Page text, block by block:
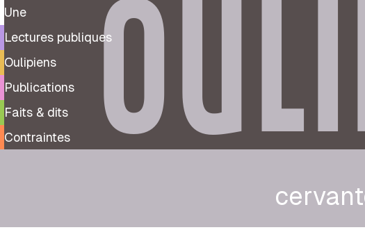
Une
Lectures publiques
Oulipiens
Publications
Faits & dits
Contraintes